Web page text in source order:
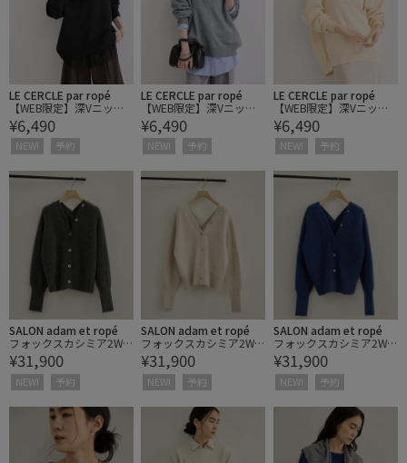
LE CERCLE par ropé
【WEB限定】深Vニット
プルオーバー/ふんわ
り・モチモチ
¥6,490
NEW! 予約
LE CERCLE par ropé
【WEB限定】深Vニット
プルオーバー/ふんわ
り・モチモチ
¥6,490
NEW! 予約
LE CERCLE par ropé
【WEB限定】深Vニット
プルオーバー/ふんわ
り・モチモチ
¥6,490
NEW! 予約
SALON adam et ropé
フォックスカシミア2WA
YVネックカーディガン
¥31,900
NEW! 予約
SALON adam et ropé
フォックスカシミア2WA
YVネックカーディガン
¥31,900
NEW! 予約
SALON adam et ropé
フォックスカシミア2WA
YVネックカーディガン
¥31,900
NEW! 予約